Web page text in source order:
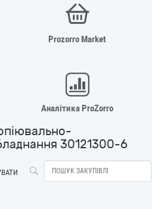
Prozorro Market
Аналітика ProZorro
30121300-6